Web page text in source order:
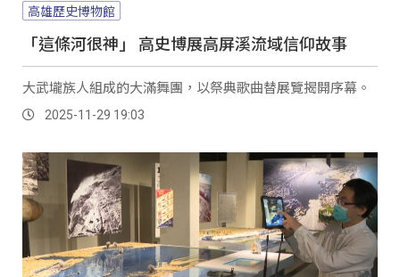
高雄歷史博物館
「這條河很神」 高史博展高屏溪流域信仰故事
大武壠族人組成的大滿舞團，以祭典歌曲替展覽揭開序幕。
2025-11-29 19:03